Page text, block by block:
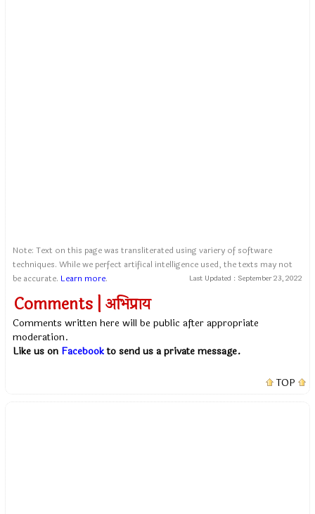
Note: Text on this page was transliterated using variery of software
techniques. While we perfect artifical intelligence used, the texts may not
be accurate. Learn more. Last Updated : September 23, 2022
Comments | अभिप्राय
Comments written here will be public after appropriate
moderation.
Like us on Facebookto send us a private message.
TOP